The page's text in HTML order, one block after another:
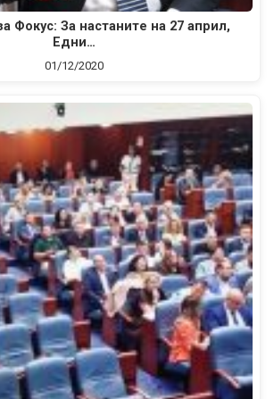
Фокус: За настаните на 27 април,
Едни…
01/12/2020